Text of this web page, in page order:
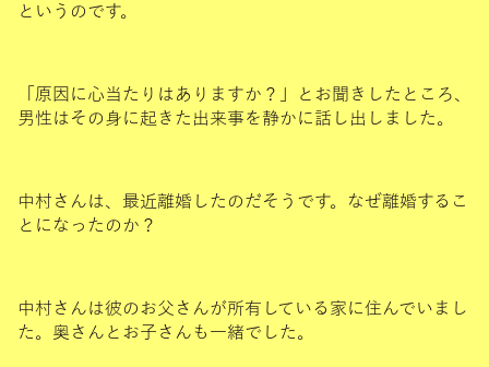
というのです。
「原因に心当たりはありますか？」とお聞きしたところ、
男性はその身に起きた出来事を静かに話し出しました。
中村さんは、最近離婚したのだそうです。なぜ離婚するこ
とになったのか？
中村さんは彼のお父さんが所有している家に住んでいまし
た。奥さんとお子さんも一緒でした。